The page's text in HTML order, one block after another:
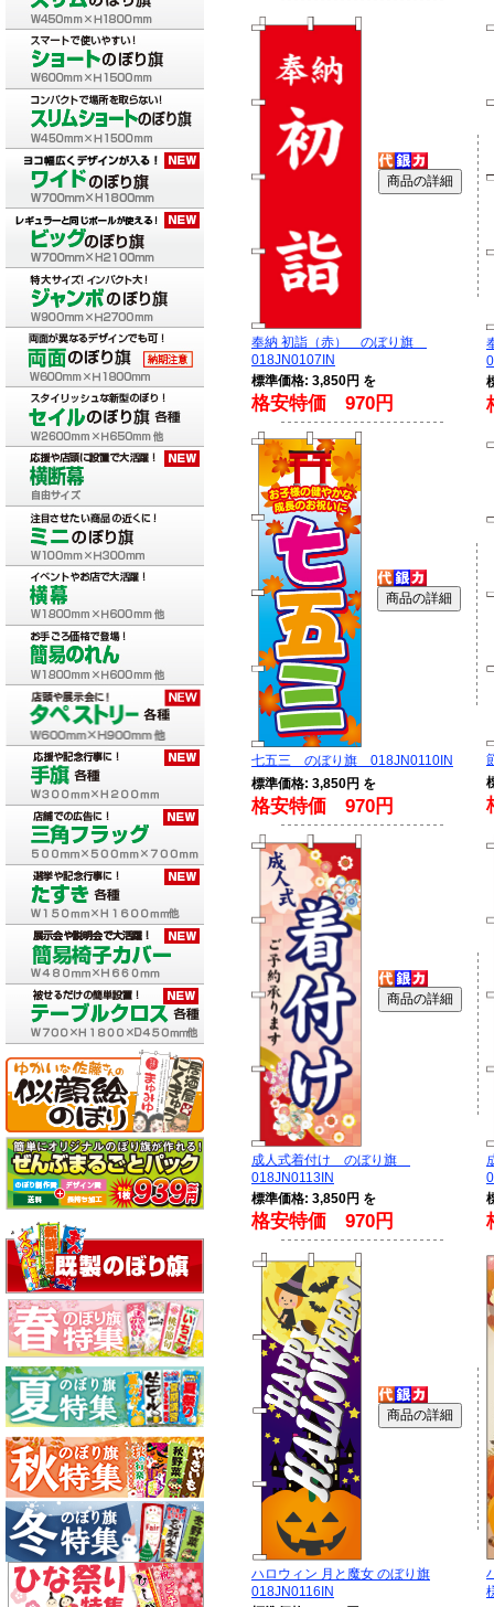
奉納 初詣（赤） のぼり旗
018JN0107IN
標準価格: 3,850円 を
格安特価 970円
七五三 のぼり旗 018JN0110IN
標準価格: 3,850円 を
格安特価 970円
成人式着付け のぼり旗
018JN0113IN
標準価格: 3,850円 を
格安特価 970円
ハロウィン 月と魔女 のぼり旗
018JN0116IN